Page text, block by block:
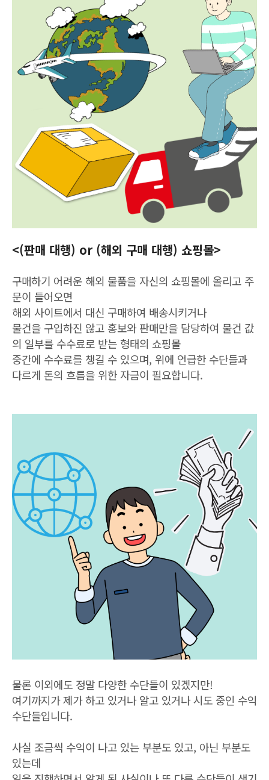
<(판매 대행) or (해외 구매 대행) 쇼핑몰>
구매하기 어려운 해외 물품을 자신의 쇼핑몰에 올리고 주
문이 들어오면
해외 사이트에서 대신 구매하여 배송시키거나
물건을 구입하진 않고 홍보와 판매만을 담당하여 물건 값
의 일부를 수수료로 받는 형태의 쇼핑몰
중간에 수수료를 챙길 수 있으며, 위에 언급한 수단들과
다르게 돈의 흐름을 위한 자금이 필요합니다.
물론 이외에도 정말 다양한 수단들이 있겠지만!
여기까지가 제가 하고 있거나 알고 있거나 시도 중인 수익
수단들입니다.
사실 조금씩 수익이 나고 있는 부분도 있고, 아닌 부분도
있는데